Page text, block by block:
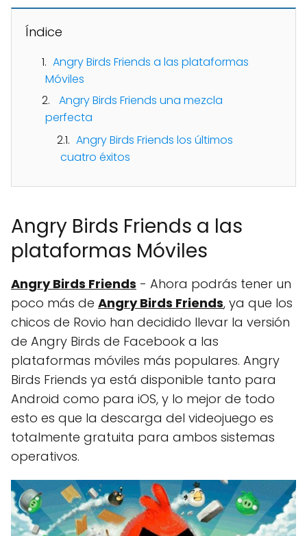
Índice
Angry Birds Friends a las plataformas
Móviles
Angry Birds Friends una mezcla
perfecta
Angry Birds Friends los últimos
cuatro éxitos
Angry Birds Friends a las
plataformas Móviles
Angry Birds Friends - Ahora podrás tener un
poco más de Angry Birds Friends, ya que los
chicos de Rovio han decidido llevar la versión
de Angry Birds de Facebook a las
plataformas móviles más populares. Angry
Birds Friends ya está disponible tanto para
Android como para iOS, y lo mejor de todo
esto es que la descarga del videojuego es
totalmente gratuita para ambos sistemas
operativos.